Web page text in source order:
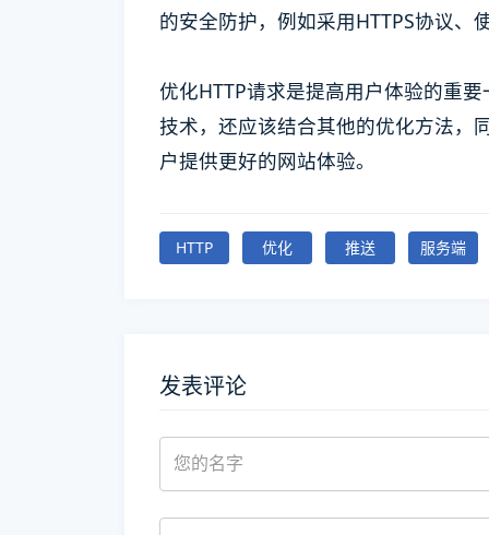
的安全防护，例如采用HTTPS协议、
优化HTTP请求是提高用户体验的重
技术，还应该结合其他的优化方法，
户提供更好的网站体验。
HTTP 优化 推送 服务端
发表评论